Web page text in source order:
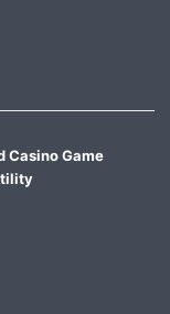
Casino Game